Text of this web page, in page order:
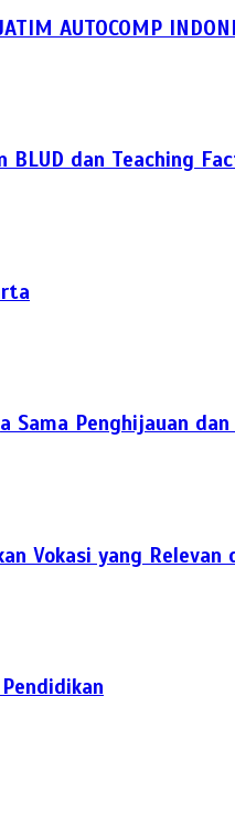
AUTOCOMP
BLUD dan Teaching
Sama Penghijauan
Vokasi yang Relevan